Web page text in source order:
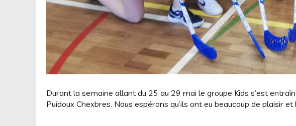
Durant la semaine allant du 25 au 29 mai le groupe Kids s’est
Puidoux Chexbres. Nous espérons qu’ils ont eu beaucoup de plaisir